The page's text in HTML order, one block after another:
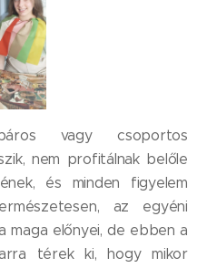
vagy csoportos
nem profitálnak belőle
és minden figyelem
az egyéni
maga előnyei, de ebben a
térek ki, hogy mikor